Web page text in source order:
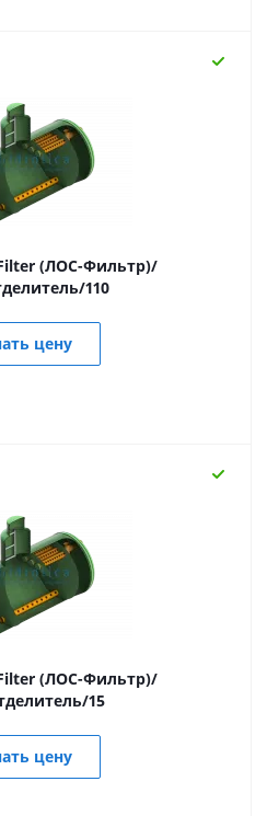
(ЛОС-Фильтр)/
110
цену
(ЛОС-Фильтр)/
15
цену